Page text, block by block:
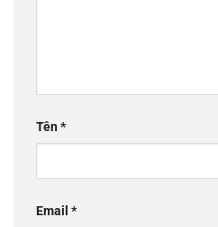
Tên*
Email *